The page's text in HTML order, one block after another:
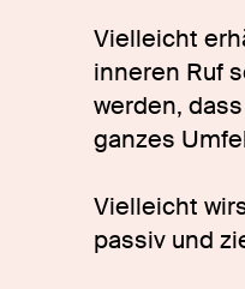
Vielleicht
inneren Ruf
werden,
ganzes
Vielleicht
passiv und